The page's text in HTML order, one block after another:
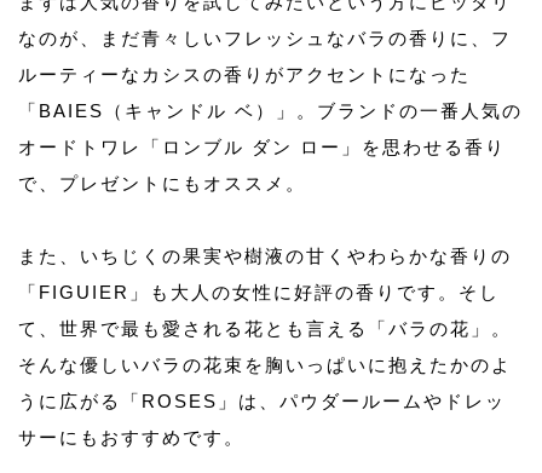
なのが、まだ青々しいフレッシュなバラの香りに、フ
ルーティーなカシスの香りがアクセントになった
「BAIES（キャンドル ベ）」。ブランドの一番人気の
オードトワレ「ロンブル ダン ロー」を思わせる香り
で、プレゼントにもオススメ。
また、いちじくの果実や樹液の甘くやわらかな香りの
「FIGUIER」も大人の女性に好評の香りです。そし
て、世界で最も愛される花とも言える「バラの花」。
そんな優しいバラの花束を胸いっぱいに抱えたかのよ
うに広がる「ROSES」は、パウダールームやドレッ
サーにもおすすめです。